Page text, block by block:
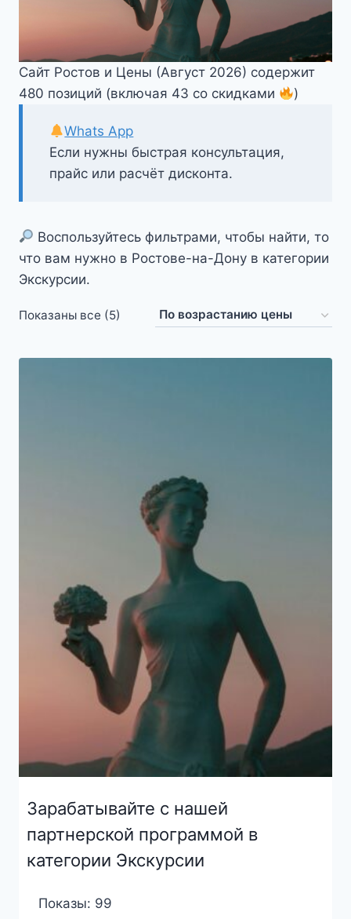
Сайт Ростов и Цены (Август 2026) содержит
480 позиций (включая 43 со скидками
)
Если нужны быстрая консультация,
прайс или расчёт дисконта.
Whats App
Воспользуйтесь фильтрами, чтобы найти, то
что вам нужно в Ростове-на-Дону в категории
Экскурсии.
Показаны все (5)
возрастанию
Зарабатывайте с нашей
партнерской программой в
категории Экскурсии
Показы: 99